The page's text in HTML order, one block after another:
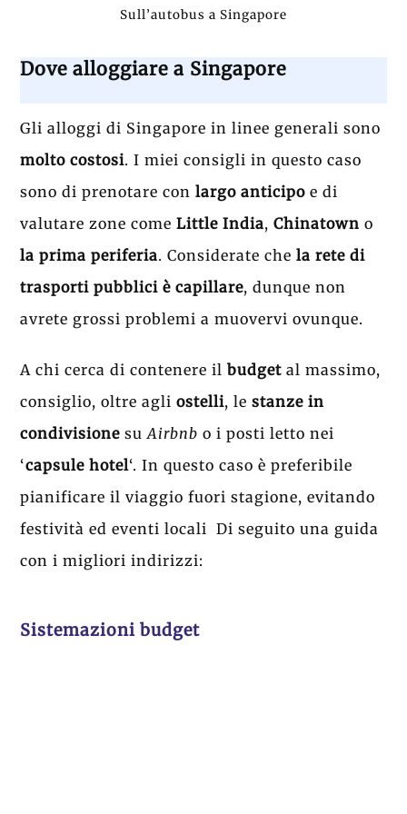
Sull’autobus a Singapore
Dove alloggiare a Singapore
Gli alloggi di Singapore in linee generali sono
molto costosi. I miei consigli in questo caso
sono di prenotare con largo anticipo e di
valutare zone comeLittle India,Chinatown o
la prima periferia. Considerate che la rete di
trasporti pubblici è capillare, dunque non
avrete grossi problemi a muovervi ovunque.
A chi cerca di contenere ilbudget al massimo,
consiglio, oltre agliostelli, lestanze in
condivisione suAirbnb o i posti letto nei
‘capsule hotel‘. In questo caso è preferibile
pianificare il viaggio fuori stagione, evitando
festività ed eventi locali Di seguito una guida
con i migliori indirizzi:
Sistemazioni budget